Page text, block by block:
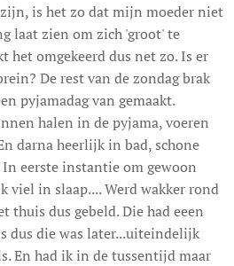
is het zo dat mijn moeder niet
laat zien om zich 'groot' te
het omgekeerd dus net zo. Is er
De rest van de zondag brak
pyjamadag van gemaakt.
halen in de pyjama, voeren
darna heerlijk in bad, schone
eerste instantie om gewoon
viel in slaap.... Werd wakker rond
thuis dus gebeld. Die had eeen
dus die was later...uiteindelijk
En had ik in de tussentijd maar